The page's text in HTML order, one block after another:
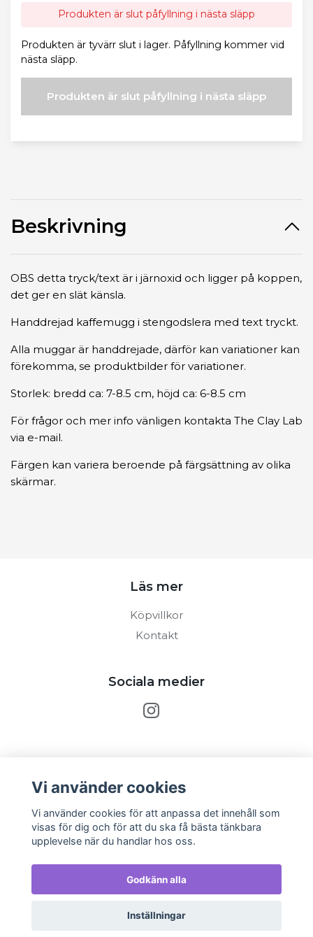
Produkten är slut påfyllning i nästa släpp
Produkten är tyvärr slut i lager. Påfyllning kommer vid
nästa släpp.
Produkten är slut påfyllning i nästa släpp
Beskrivning
OBS detta tryck/text är i järnoxid och ligger på koppen,
det ger en slät känsla.
Handdrejad kaffemugg i stengodslera med text tryckt.
Alla muggar är handdrejade, därför kan variationer kan
förekomma, se produktbilder för variationer.
Storlek: bredd ca: 7-8.5 cm, höjd ca: 6-8.5 cm
För frågor och mer info vänligen kontakta The Clay Lab
via e-mail.
Färgen kan variera beroende på färgsättning av olika
skärmar.
Läs mer
Köpvillkor
Kontakt
Sociala medier
© 2026 The Clay Lab - Kaffe & Kuk
Vi använder cookies
Vi använder cookies för att anpassa det innehåll som
visas för dig och för att du ska få bästa tänkbara
upplevelse när du handlar hos oss.
Godkänn alla
Inställningar